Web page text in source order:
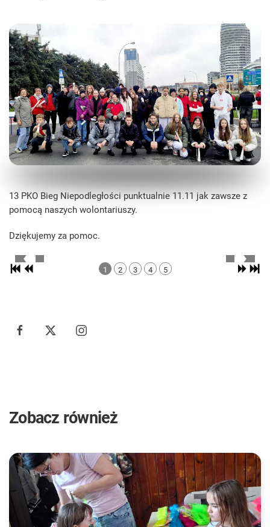
13 PKO Bieg Niepodległości punktualnie 11.11 jak zawsze z
pomocą naszych wolontariuszy.
Dziękujemy za pomoc.
1 2 3 4 5
Zobacz również